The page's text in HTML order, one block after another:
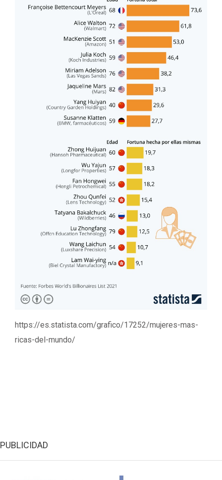
https://es.statista.com/grafico/17252/mujeres-mas-
ricas-del-mundo/
PUBLICIDAD